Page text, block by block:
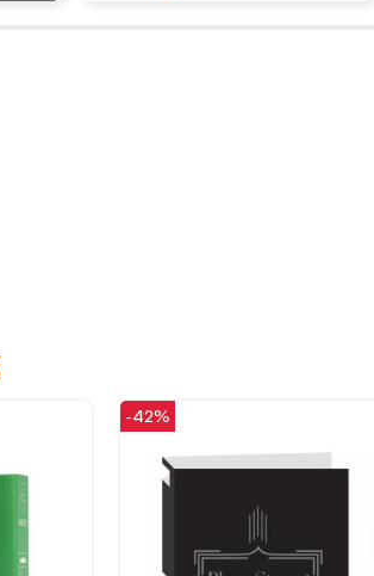
-42%